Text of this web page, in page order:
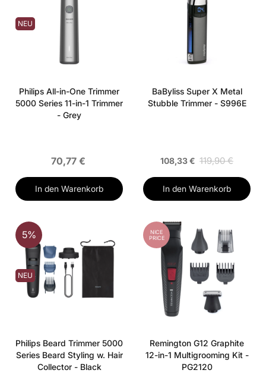
NEU
Philips All-in-One Trimmer
5000 Series 11-in-1 Trimmer
- Grey
70,77 €
In den Warenkorb
BaByliss Super X Metal
Stubble Trimmer - S996E
108,33 € 119,90 €
In den Warenkorb
5%
NEU
Philips Beard Trimmer 5000
Series Beard Styling w. Hair
Collector - Black
NICE
PRICE
Remington G12 Graphite
12-in-1 Multigrooming Kit -
PG2120